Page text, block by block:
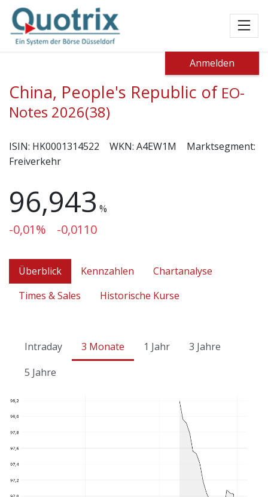
Anmelden
China, People's Republic of EO-
Notes 2026(38)
ISIN: HK0001314522 WKN: A4EW1M
Marktsegment:
Freiverkehr
96,943 %
-0,01% -0,0110
Überblick Kennzahlen
Chartanalyse
Times & Sales
Historische Kurse
Intraday 3 Monate 1 Jahr
3 Jahre
5 Jahre